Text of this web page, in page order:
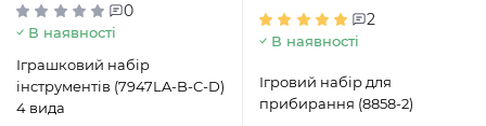
0
В наявності
Іграшковий набір
інструментів (7947LA-B-C-D)
4 вида
2
В наявності
Ігровий набір для
прибирання (8858-2)